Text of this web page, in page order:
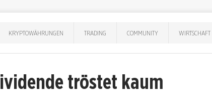
KRYPTOWÄHRUNGEN TRADING COMMUNITY WIRTSCHAFT
tröstet kaum